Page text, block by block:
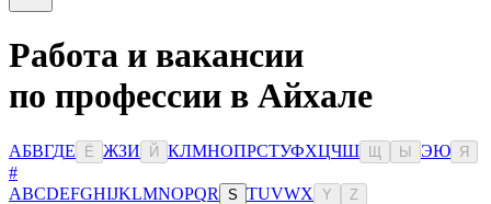
Работа и вакансии
по профессии в Айхале
АБВГДЕ Ё ЖЗИ Й КЛМНОПРСТУФХЦЧШ Ы ЭЮ Я
#
ABCDEFGHIJKLMNOPQR S TUVWX Y Z